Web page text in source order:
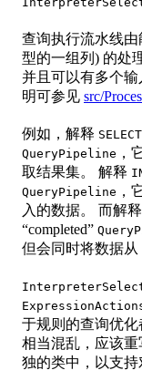
查询执行流水线
型的一组列) 的处
并且可以有多个
明可参见 src/
例如，解释 SELECT
QueryPipeline ，
取结果集。 解释
QueryPipeline ，
入的数据。 而解释
“completed”
但会同时将数据从
于规则的查询优化
相当混乱，应该
独的类中，以支持